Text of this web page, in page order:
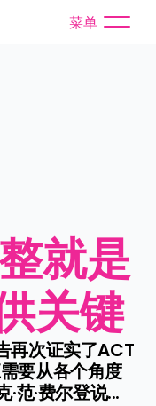
菜单
就是
关键
再次证实了ACT
要从各个角度
范·费尔登说...